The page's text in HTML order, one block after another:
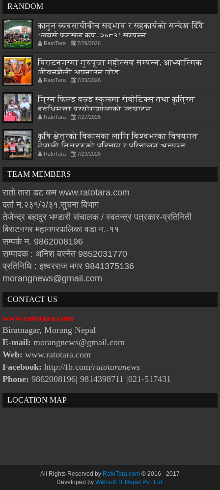
RANDOM
कानुन व्यवसायीबीच सद्भाव र सहकार्यको सन्देश दिँदै
‘लयर्स फुटसल कप–२०८३’ सम्पन्न
RatoTara 7/29/2026
विराटनगरमा गुरुपूजा महोत्सव सम्पन्न, आध्यात्मिक
जीवनशैली अपनाउन जोड
RatoTara 7/29/2026
ग्रिन फिल्ड वल्र्ड स्कुलमा रोबोटिक्स तथा कृत्रिम
बुद्धिमत्ता प्रयोगशालाको उद्घाटन
RatoTara 7/27/2026
कृषि क्षेत्रको विकासका लागि बिश्वभरका विषयगत
नेपाली विज्ञहरूको पहिचान र परिचालन अत्यन्त
आवश्यक : मन्त्री चौधरी
RatoTara 7/29/2026
TEAM MEMBERS
रातो तारा डट कम www.ratotara.com
दर्ता न.२३१/२/३१,सुचना बिभाग
तेजेन्द्र बहादुर भण्डारी संचालक / स्वतन्त्र पत्रकार-प्रतिनिती
बिराटनगर महानगरपालिका वडा न.-११
सम्पर्क न. 9862008196
सम्पादक : अनिश बस्नेत 9852031770
प्रतिनिधि : इश्वरराज मगर 9841375136
morangnews@gmail.com
CONTACT US
www.ratotara.com
Biratnagar, Morang Nepal
E-mail: morangnews@gmail.com
Web: www.ratotara.com
Facebook: http://fb.com/ratotaranews
Phone: 9862008196| 9814398711 |021-517431
LOCATION MAP
All Rights Reserved by RatoTara.com © 2016 - 2017
Developed by Websoft IT Nepal Pvt. Ltd.